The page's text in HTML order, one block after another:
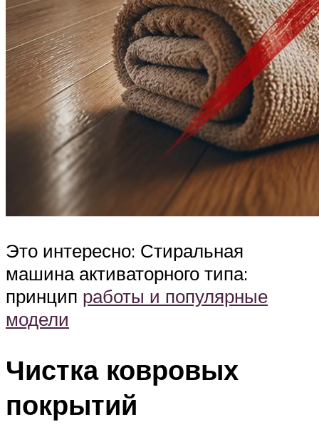
Это интересно: Стиральная
машина активаторного типа:
принцип работы и популярные
модели
Чистка ковровых
покрытий